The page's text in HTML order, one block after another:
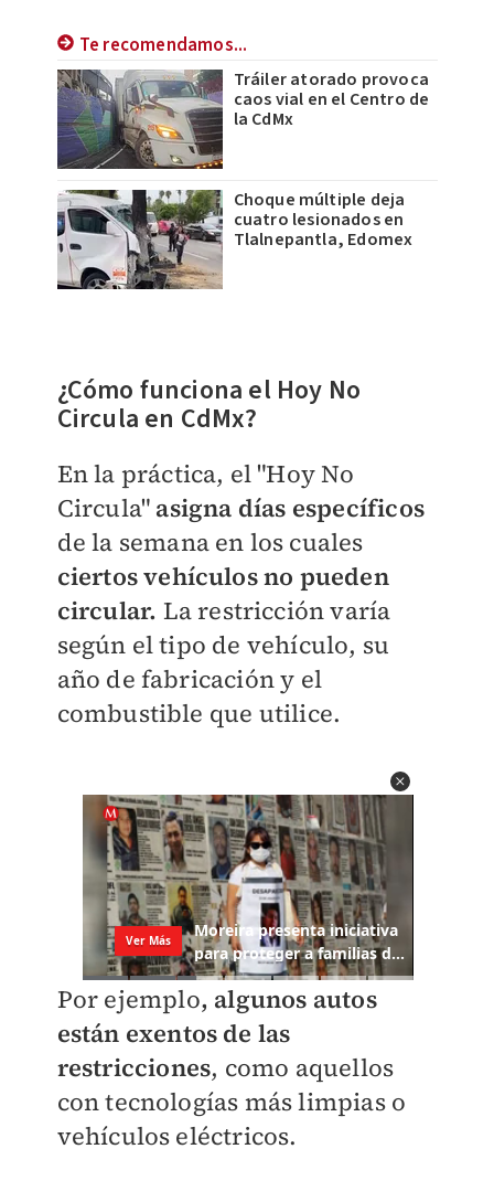
Te recomendamos...
Tráiler atorado provoca
caos vial en el Centro de
la CdMx
Choque múltiple deja
cuatro lesionados en
Tlalnepantla, Edomex
​¿Cómo funciona el Hoy No
Circula en CdMx?
En la práctica, el "Hoy No
Circula" asigna días específicos
de la semana en los cuales
ciertos vehículos no pueden
circular. La restricción varía
según el tipo de vehículo, su
año de fabricación y el
combustible que utilice.
Por ejemplo, algunos autos
están exentos de las
restricciones, como aquellos
con tecnologías más limpias o
vehículos eléctricos.